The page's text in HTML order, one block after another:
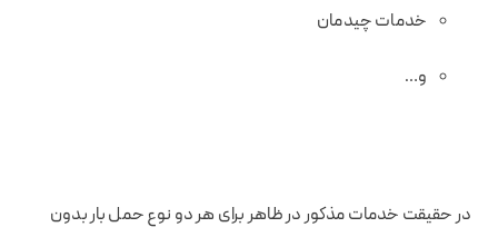
خدمات چیدمان
و…
در حقیقت خدمات مذکور در ظاهر برای هر دو نوع حمل بار بدون